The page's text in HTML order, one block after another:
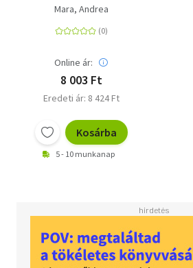
Mara, Andrea
Online ár:
8 003 Ft
Eredeti ár: 8 424 Ft
Kosárba
5 - 10 munkanap